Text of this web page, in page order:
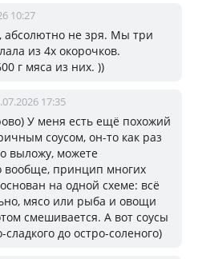
10:27
абсолютно не зря. Мы три
из 4х окорочков.
г мяса из них. ))
17:35
У меня есть ещё похожий
соусом, он-то как раз
выложу, можете
вообще, принцип многих
на одной схеме: всё
мясо или рыба и овощи
смешивается. А вот соусы
до остро-соленого)